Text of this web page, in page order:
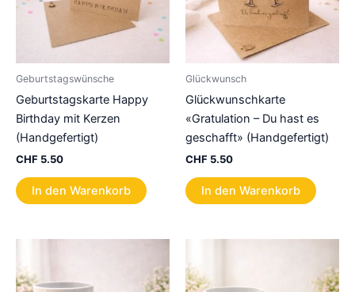
Geburtstagswünsche
Geburtstagskarte Happy
Birthday mit Kerzen
(Handgefertigt)
CHF 5.50
In den Warenkorb
Glückwunsch
Glückwunschkarte
«Gratulation – Du hast es
geschafft» (Handgefertigt)
CHF 5.50
In den Warenkorb